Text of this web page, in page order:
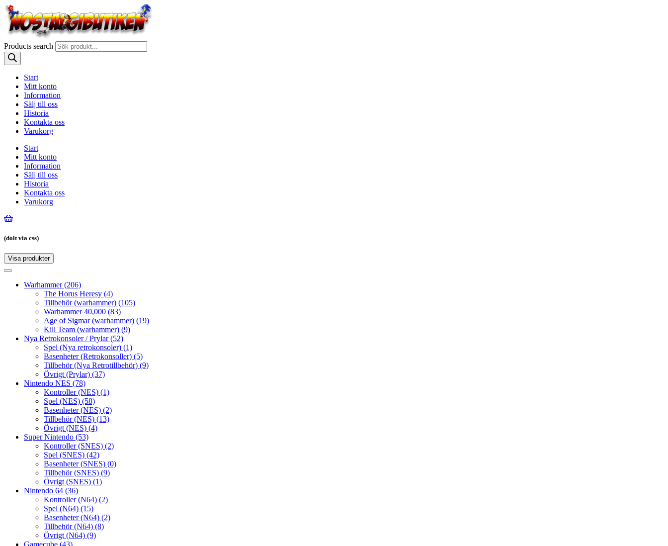
Products search
Start
Mitt konto
Information
Sälj till oss
Historia
Kontakta oss
Varukorg
Start
Mitt konto
Information
Sälj till oss
Historia
Kontakta oss
Varukorg
(dolt via css)
Visa produkter
Toggle
Toggle
navigationWarhammer(206)
The Horus Heresy (4)
Tillbehör (warhammer) (105)
Warhammer 40,000 (83)
Age of Sigmar (warhammer) (19)
Kill Team (warhammer) (9)
Nya Retrokonsoler / Prylar(52)
Spel (Nya retrokonsoler) (1)
Basenheter (Retrokonsoller) (5)
Tillbehör (Nya Retrotillbehör) (9)
Övrigt (Prylar) (37)
Nintendo NES (78)
Kontroller (NES) (1)
Spel (NES) (58)
Basenheter (NES) (2)
Tillbehör (NES) (13)
Övrigt (NES) (4)
Super Nintendo (53)
Kontroller (SNES) (2)
Spel (SNES) (42)
Basenheter (SNES) (0)
Tillbehör (SNES) (9)
Övrigt (SNES) (1)
Nintendo 64 (36)
Kontroller (N64) (2)
Spel (N64) (15)
Basenheter (N64) (2)
Tillbehör (N64) (8)
Övrigt (N64) (9)